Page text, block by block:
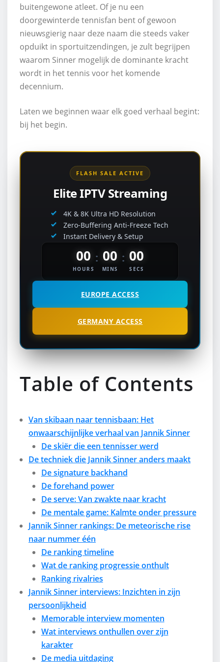
buitengewone atleet. Of je nu een
doorgewinterde tennisfan bent of gewoon
nieuwsgierig naar deze naam die steeds vaker
opduikt in sportuitzendingen, je zult begrijpen
waarom Sinner mogelijk de dominante kracht
wordt in het tennis voor het komende
decennium.
Laten we beginnen waar elk goed verhaal begint:
bij het begin.
FLASH SALE ACTIVE
Elite IPTV Streaming
4K & 8K Ultra HD Resolution
Zero-Buffering Anti-Freeze Tech
Instant Delivery & Setup
00
HOURS
: 00
MINS
: 00
SECS
EUROPE ACCESS
GERMANY ACCESS
Table of Contents
Van skibaan naar tennisbaan: Het
onwaarschijnlijke verhaal van Jannik Sinner
De skiër die een tennisser werd
De techniek die Jannik Sinner anders maakt
De signature backhand
De forehand power
De serve: Van zwakte naar kracht
De mentale game: Kalmte onder pressure
Jannik Sinner rankings: De meteorische rise
naar nummer één
De ranking timeline
Wat de ranking progressie onthult
Ranking rivalries
Jannik Sinner interviews: Inzichten in zijn
persoonlijkheid
Memorable interview momenten
Wat interviews onthullen over zijn
karakter
De media uitdaging